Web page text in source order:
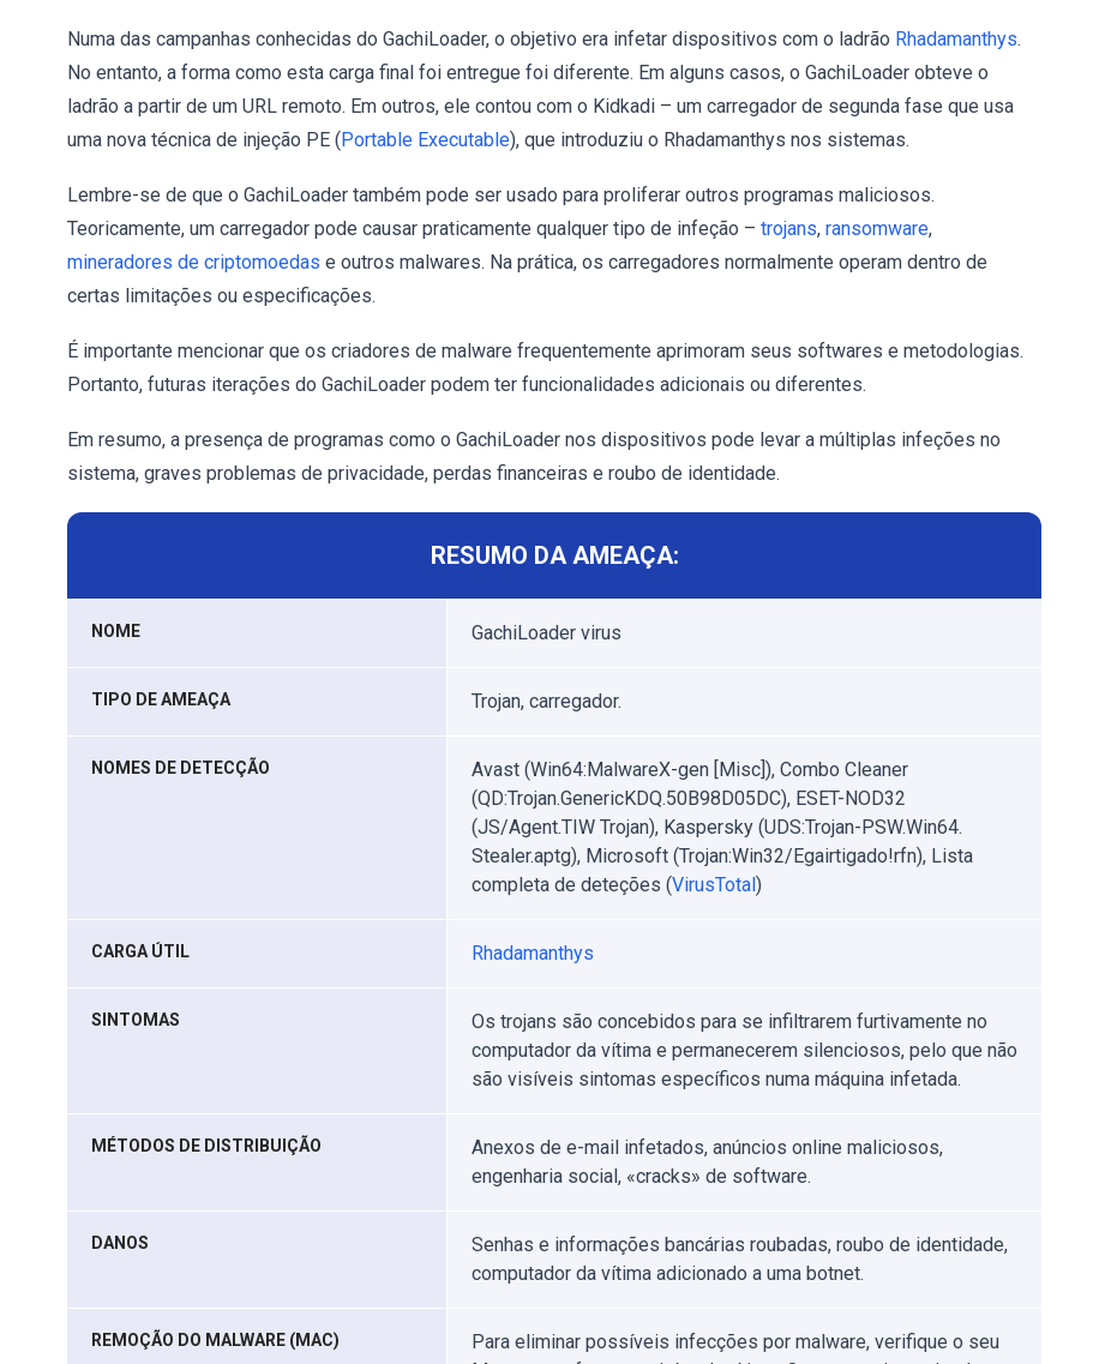
Numa das campanhas conhecidas do GachiLoader, o objetivo era infetar dispositivos com o ladrão Rhadamanthys.
No entanto, a forma como esta carga final foi entregue foi diferente. Em alguns casos, o GachiLoader obteve o
ladrão a partir de um URL remoto. Em outros, ele contou com o Kidkadi – um carregador de segunda fase que usa
uma nova técnica de injeção PE (Portable Executable), que introduziu o Rhadamanthys nos sistemas.
Lembre-se de que o GachiLoader também pode ser usado para proliferar outros programas maliciosos.
Teoricamente, um carregador pode causar praticamente qualquer tipo de infeção – trojans, ransomware,
mineradores de criptomoedas e outros malwares. Na prática, os carregadores normalmente operam dentro de
certas limitações ou especificações.
É importante mencionar que os criadores de malware frequentemente aprimoram seus softwares e metodologias.
Portanto, futuras iterações do GachiLoader podem ter funcionalidades adicionais ou diferentes.
Em resumo, a presença de programas como o GachiLoader nos dispositivos pode levar a múltiplas infeções no
sistema, graves problemas de privacidade, perdas financeiras e roubo de identidade.
RESUMO DA AMEAÇA:
NOME GachiLoader virus
TIPO DE AMEAÇA Trojan, carregador.
NOMES DE DETECÇÃO
Avast (Win64:MalwareX-gen [Misc]), Combo Cleaner
(QD:Trojan.GenericKDQ.50B98D05DC), ESET-NOD32
(JS/Agent.TIW Trojan), Kaspersky (UDS:Trojan-PSW.Win64.
Stealer.aptg), Microsoft (Trojan:Win32/Egairtigado!rfn), Lista
completa de deteções (VirusTotal)
CARGA ÚTIL Rhadamanthys
SINTOMAS
Os trojans são concebidos para se infiltrarem furtivamente no
computador da vítima e permanecerem silenciosos, pelo que não
são visíveis sintomas específicos numa máquina infetada.
MÉTODOS DE DISTRIBUIÇÃO
Anexos de e-mail infetados, anúncios online maliciosos,
engenharia social, «cracks» de software.
DANOS
Senhas e informações bancárias roubadas, roubo de identidade,
computador da vítima adicionado a uma botnet.
REMOÇÃO DO MALWARE (MAC)
Para eliminar possíveis infecções por malware, verifique o seu